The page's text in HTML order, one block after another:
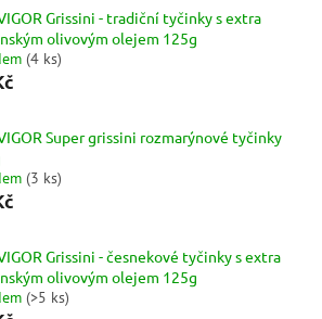
Grissini - tradiční tyčinky s extra
olivovým olejem 125g
(4 ks)
Super grissini rozmarýnové tyčinky
(3 ks)
Grissini - česnekové tyčinky s extra
olivovým olejem 125g
(>5 ks)